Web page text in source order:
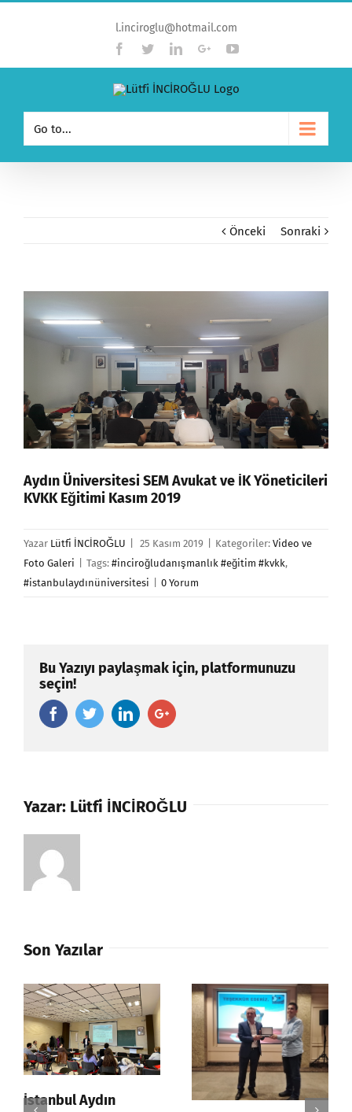
l.inciroglu@hotmail.com
Facebook
TwitterLinkedinGoogle+YouTube
Go to...
Önceki Sonraki
Aydın Üniversitesi SEM Avukat ve İK Yöneticileri
KVKK Eğitimi Kasım 2019
Yazar Lütfi İNCİROĞLU 25 Kasım 2019 Kategoriler: Video ve
Foto Galeri
Tags: #inciroğludanışmanlık #eğitim #kvkk,
#istanbulaydınüniversitesi
0 Yorum
Bu Yazıyı paylaşmak için, platformunuzu
seçin!
FacebookTwitterLinkedinGoogle+
Yazar: Lütfi İNCİROĞLU
Son Yazılar
İstanbul Aydın